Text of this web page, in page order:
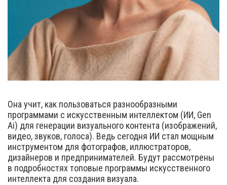
Она учит, как пользоваться разнообразными
программами с искусственным интеллектом (ИИ, Gen
Ai) для генерации визуального контента (изображений,
видео, звуков, голоса). Ведь сегодня ИИ стал мощным
инструментом для фотографов, иллюстраторов,
дизайнеров и предпринимателей. Будут рассмотрены
в подробностях топовые программы искусственного
интеллекта для создания визуала.